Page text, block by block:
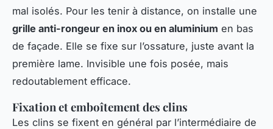
mal isolés. Pour les tenir à distance, on installe une
grille anti-rongeur en inox ou en aluminium en bas
de façade. Elle se fixe sur l’ossature, juste avant la
première lame. Invisible une fois posée, mais
redoutablement efficace.
Fixation et emboîtement des clins
Les clins se fixent en général par l’intermédiaire de